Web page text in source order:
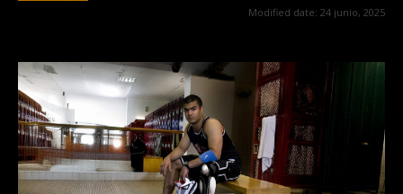
Modified date: 24 junio, 2025